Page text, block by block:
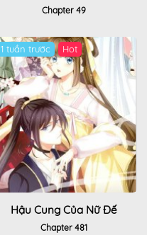
Chapter 49
1 tuần trước Hot
Hậu Cung Của Nữ Đế
Chapter 481